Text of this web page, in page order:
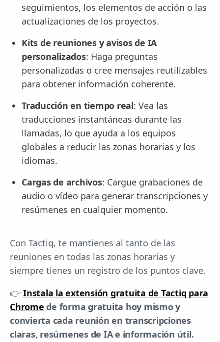
seguimientos, los elementos de acción o las
actualizaciones de los proyectos.
Kits de reuniones y avisos de IA
personalizados: Haga preguntas
personalizadas o cree mensajes reutilizables
para obtener información coherente.
Traducción en tiempo real: Vea las
traducciones instantáneas durante las
llamadas, lo que ayuda a los equipos
globales a reducir las zonas horarias y los
idiomas.
Cargas de archivos: Cargue grabaciones de
audio o vídeo para generar transcripciones y
resúmenes en cualquier momento.
Con Tactiq, te mantienes al tanto de las
reuniones en todas las zonas horarias y
siempre tienes un registro de los puntos clave.
👉 Instala la extensión gratuita de Tactiq para
Chrome de forma gratuita hoy mismo y
convierta cada reunión en transcripciones
claras, resúmenes de IA e información útil.